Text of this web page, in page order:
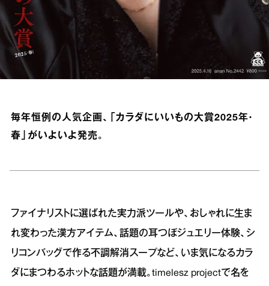
毎年恒例の人気企画、「カラダにいいもの大賞2025年・
春」がいよいよ発売。
ファイナリストに選ばれた実力派ツールや、おしゃれに生ま
れ変わった漢方アイテム、話題の耳つぼジュエリー体験、シ
リコンバッグで作る不調解消スープなど、いま気になるカラ
ダにまつわるホットな話題が満載。timelesz projectで名を